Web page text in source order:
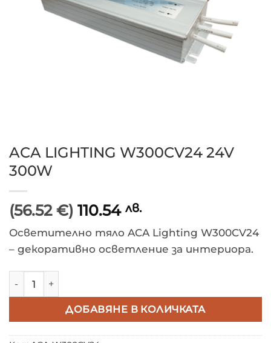
ACA LIGHTING W300CV24 24V
300W
(56.52 €) 110.54 лв.
Осветително тяло ACA Lighting W300CV24
– декоративно осветление за интериора.
ДОБАВЯНЕ В КОЛИЧКАТА